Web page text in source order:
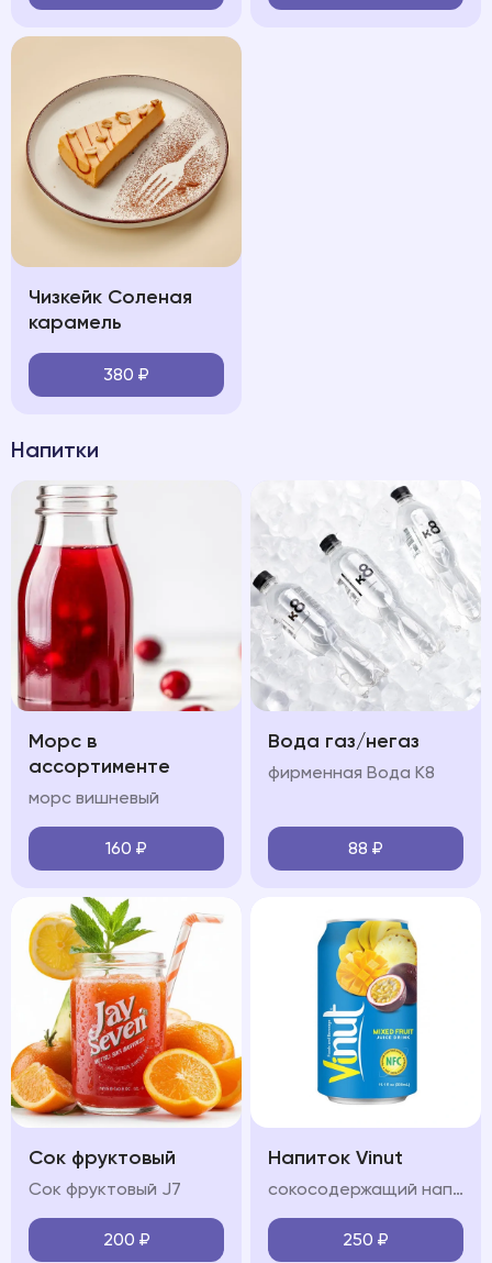
Чизкейк Соленая
карамель
380 ₽
Напитки
Морс в
ассортименте
морс вишневый
160 ₽
Вода газ/негаз
фирменная Вода К8
88 ₽
Сок фруктовый
Сок фруктовый J7
200 ₽
Напиток Vinut
сокосодержащий напиток с разными вкусами на выбор: инжир манго апельсин, яблоко, клюбника
250 ₽